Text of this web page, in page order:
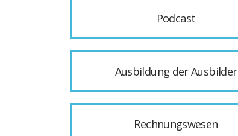
Podcast
Ausbildung der Ausbilder
Rechnungswesen